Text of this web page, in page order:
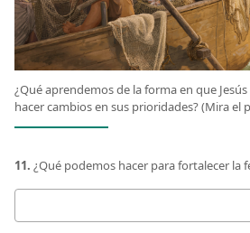
¿Qué aprendemos de la forma en que
hacer cambios en sus prioridades? (Mira el
11. ¿Qué podemos hacer para fortalecer la